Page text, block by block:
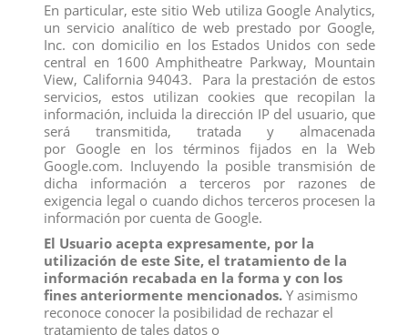
TIGRE
View
CACHORRO DE TIGRE
View
En particular, este sitio Web utiliza Google Analytics,
un servicio analítico de web prestado por Google,
Inc. con domicilio en los Estados Unidos con sede
central en 1600 Amphitheatre Parkway, Mountain
View, California 94043. Para la prestación de estos
servicios, estos utilizan cookies que recopilan la
información, incluida la dirección IP del usuario, que
será transmitida, tratada y almacenada
por Google en los términos fijados en la Web
Google.com. Incluyendo la posible transmisión de
dicha información a terceros por razones de
exigencia legal o cuando dichos terceros procesen la
información por cuenta de Google.
El Usuario acepta expresamente, por la
utilización de este Site, el tratamiento de la
información recabada en la forma y con los
fines anteriormente mencionados. Y asimismo
reconoce conocer la posibilidad de rechazar el
tratamiento de tales datos o